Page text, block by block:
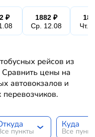
₽
1882 ₽
Ср. 12.08
Чт.
рейсов из
цены на
автовокзалов и
перевозчиков.
пункты
Куда
Все